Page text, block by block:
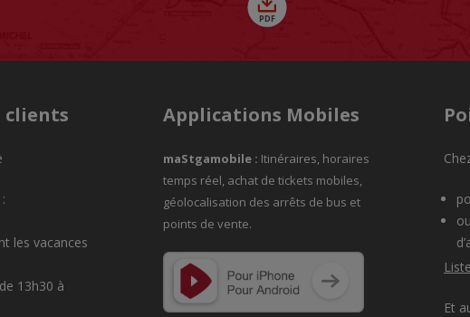
clients
les vacances
13h30 à
Applications Mobiles
maStgamobile : Itinéraires, horaires
temps réel, achat de tickets mobiles,
géolocalisation des arrêts de bus et
points de vente.
Et